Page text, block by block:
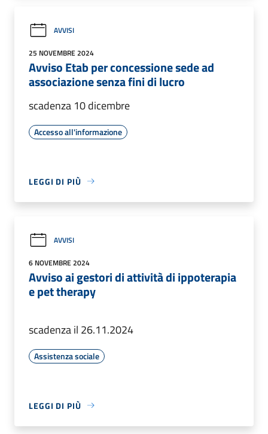
AVVISI
25 NOVEMBRE 2024
Avviso Etab per concessione sede ad
associazione senza fini di lucro
scadenza 10 dicembre
Accesso all'informazione
LEGGI DI PIÙ
AVVISI
6 NOVEMBRE 2024
Avviso ai gestori di attività di ippoterapia
e pet therapy
scadenza il 26.11.2024
Assistenza sociale
LEGGI DI PIÙ